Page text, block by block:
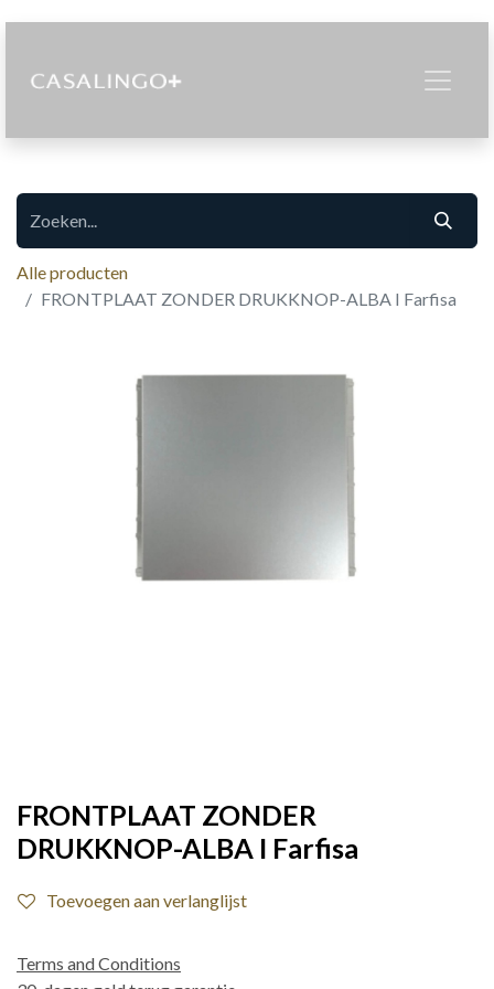
Alle producten
FRONTPLAAT ZONDER DRUKKNOP-ALBA I Farfisa
FRONTPLAAT ZONDER
DRUKKNOP-ALBA I Farfisa
Toevoegen aan verlanglijst
Terms and Conditions